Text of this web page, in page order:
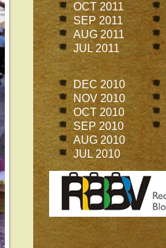
OCT 2011
SEP 2011
AUG 2011
JUL 2011
DEC 2010
NOV 2010
OCT 2010
SEP 2010
AUG 2010
JUL 2010